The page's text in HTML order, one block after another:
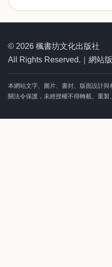
© 2026 楓書坊文化出版社
All Rights Reserved.｜網站
本網站文字、圖片、書封、版面設計
關法令保護，未經授權不得轉載、重製